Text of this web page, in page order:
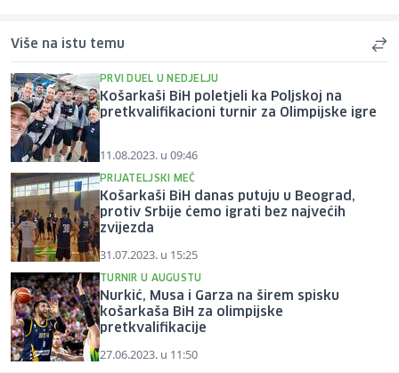
Više na istu temu
PRVI DUEL U NEDJELJU
Košarkaši BiH poletjeli ka Poljskoj na
pretkvalifikacioni turnir za Olimpijske igre
11.08.2023. u 09:46
PRIJATELJSKI MEČ
Košarkaši BiH danas putuju u Beograd,
protiv Srbije ćemo igrati bez najvećih
zvijezda
31.07.2023. u 15:25
TURNIR U AUGUSTU
Nurkić, Musa i Garza na širem spisku
košarkaša BiH za olimpijske
pretkvalifikacije
27.06.2023. u 11:50